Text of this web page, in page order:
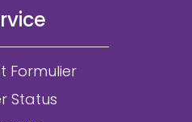
Formulier
Status